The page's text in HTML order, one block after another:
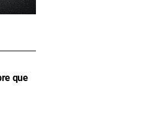
que